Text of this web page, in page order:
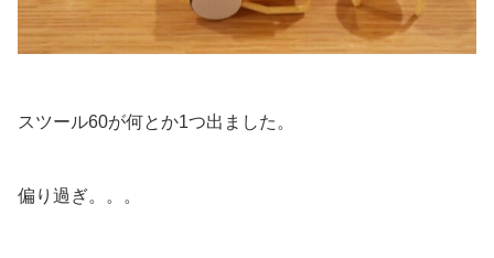
スツール60が何とか1つ出ました。
偏り過ぎ。。。